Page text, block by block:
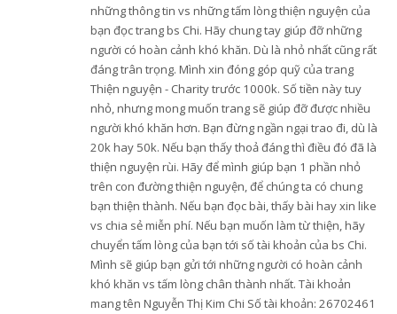
những thông tin vs những tấm lòng thiện nguyện của
bạn đọc trang bs Chi. Hãy chung tay giúp đỡ những
người có hoàn cảnh khó khăn. Dù là nhỏ nhất cũng rất
đáng trân trọng. Mình xin đóng góp quỹ của trang
Thiện nguyện - Charity trước 1000k. Số tiền này tuy
nhỏ, nhưng mong muốn trang sẽ giúp đỡ được nhiều
người khó khăn hơn. Bạn đừng ngần ngại trao đi, dù là
20k hay 50k. Nếu bạn thấy thoả đáng thì điều đó đã là
thiện nguyện rùi. Hãy để mình giúp bạn 1 phần nhỏ
trên con đường thiện nguyện, để chúng ta có chung
bạn thiện thành. Nếu bạn đọc bài, thấy bài hay xin like
vs chia sẻ miễn phí. Nếu bạn muốn làm từ thiện, hãy
chuyển tấm lòng của bạn tới số tài khoản của bs Chi.
Mình sẽ giúp bạn gửi tới những người có hoàn cảnh
khó khăn vs tấm lòng chân thành nhất. Tài khoản
mang tên Nguyễn Thị Kim Chi Số tài khoản: 26702461